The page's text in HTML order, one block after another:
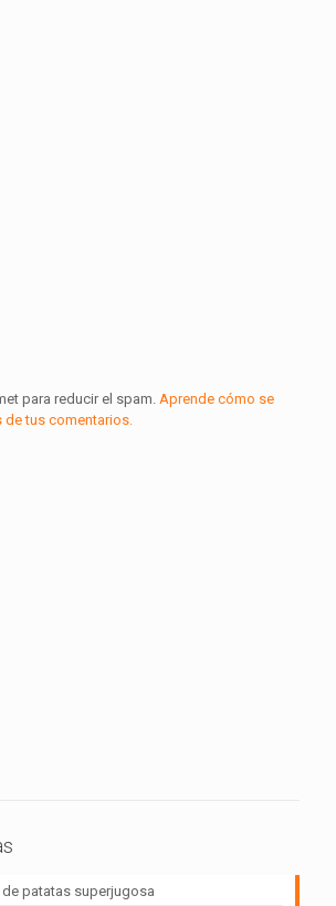
para reducir el spam.Aprende cómo se
tus comentarios.
patatas superjugosa